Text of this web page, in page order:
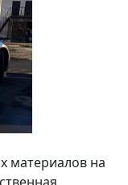
материалов на